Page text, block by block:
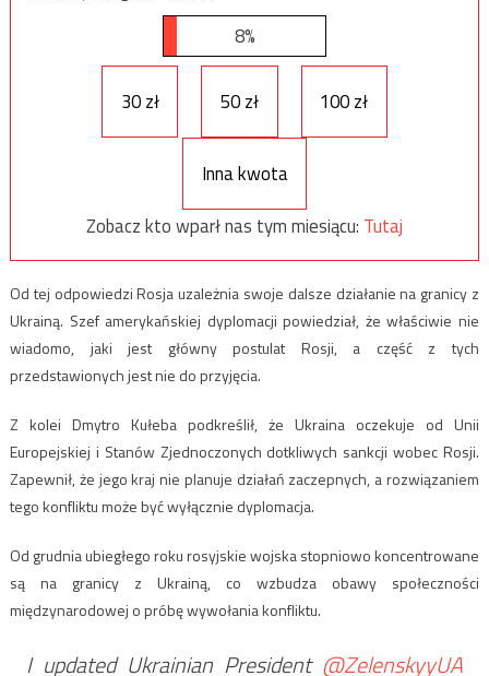
8%
30 zł 50 zł 100 zł
Inna kwota
Zobacz kto wparł nas tym miesiącu: Tutaj
Od tej odpowiedzi Rosja uzależnia swoje dalsze działanie na granicy z
Ukrainą. Szef amerykańskiej dyplomacji powiedział, że właściwie nie
wiadomo, jaki jest główny postulat Rosji, a część z tych
przedstawionych jest nie do przyjęcia.
Z kolei Dmytro Kułeba podkreślił, że Ukraina oczekuje od Unii
Europejskiej i Stanów Zjednoczonych dotkliwych sankcji wobec Rosji.
Zapewnił, że jego kraj nie planuje działań zaczepnych, a rozwiązaniem
tego konfliktu może być wyłącznie dyplomacja.
Od grudnia ubiegłego roku rosyjskie wojska stopniowo koncentrowane
są na granicy z Ukrainą, co wzbudza obawy społeczności
międzynarodowej o próbę wywołania konfliktu.
I updated Ukrainian President @ZelenskyyUA